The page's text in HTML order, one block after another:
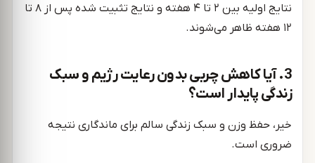
نتایج اولیه بین ۲ تا ۴ هفته و نتایج تثبیت شده پس از ۸ تا
۱۲ هفته ظاهر می‌شوند.
3. آیا کاهش چربی بدون رعایت رژیم و سبک
زندگی پایدار است؟
خیر، حفظ وزن و سبک زندگی سالم برای ماندگاری نتیجه
ضروری است.